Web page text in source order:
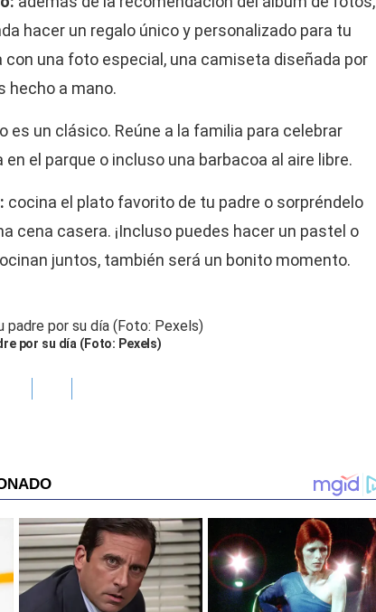
hacer un regalo único y personalizado para tu
con una foto especial, una camiseta diseñada por
hecho a mano.
es un clásico. Reúne a la familia para celebrar
el parque o incluso una barbacoa al aire libre.
cocina el plato favorito de tu padre o sorpréndelo
cena casera. ¡Incluso puedes hacer un pastel o
juntos, también será un bonito momento.
por su día (Foto: Pexels)